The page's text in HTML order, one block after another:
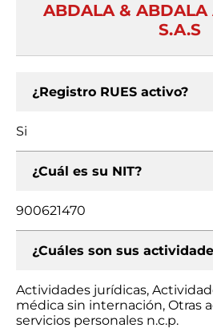
ABDALA & ABDALA
S.A.S
¿Registro RUES activo?
Si
¿Cuál es su NIT?
900621470
¿Cuáles son sus
Actividades jurídicas,
médica sin internación, Otras
servicios personales n.c.p.